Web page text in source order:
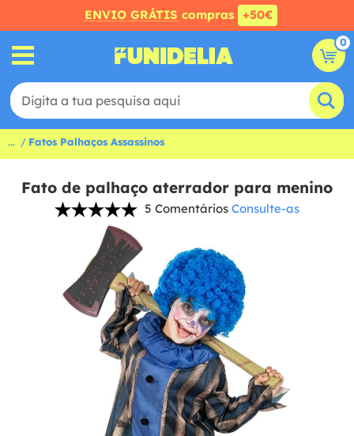
ENVIO GRÁTIS compras +50€
0
... Fatos Palhaços Assassinos
Fato de palhaço aterrador para menino
5 Comentários Consulte-as